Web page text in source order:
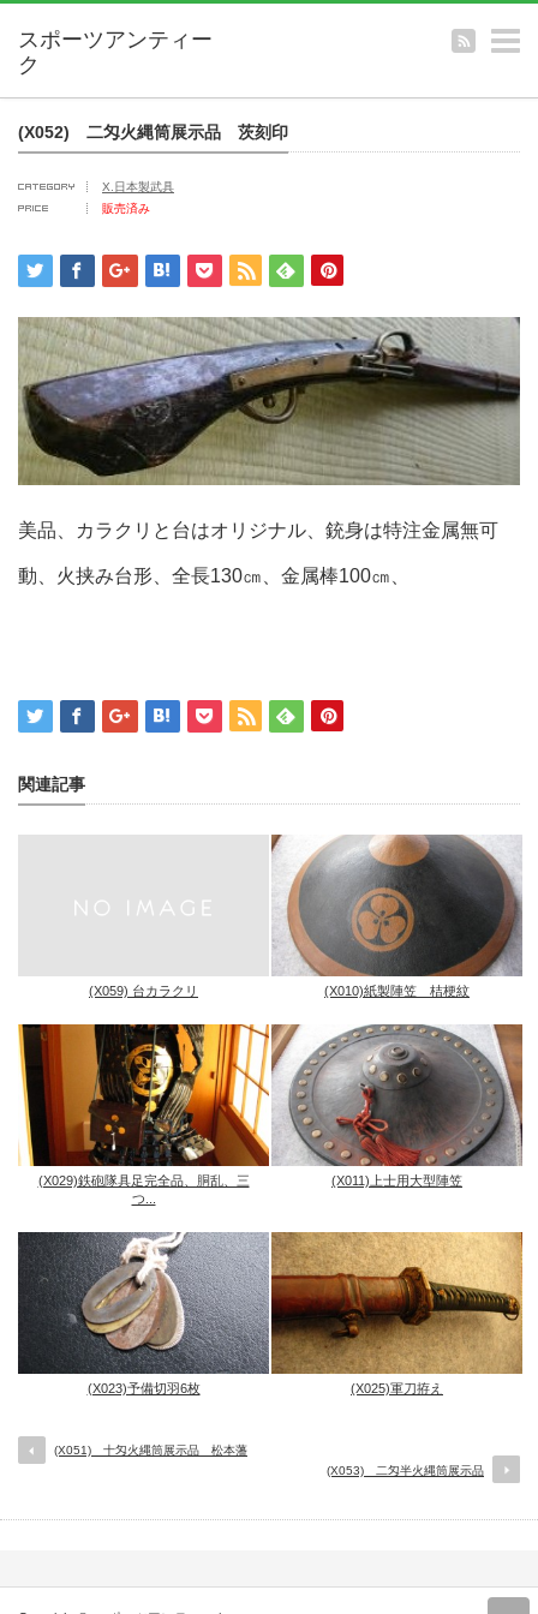
(X052) 二匁火縄筒展示品 茨刻印
X.日本製武具
販売済み
美品、カラクリと台はオリジナル、銃身は特注金属無可
動、火挟み台形、全長130㎝、金属棒100㎝、
関連記事
(X059) 台カラクリ (X010)紙製陣笠 桔梗紋
(X029)鉄砲隊具足完全品、胴乱、三
つ...
(X011)上士用大型陣笠
(X023)予備切羽6枚 (X025)軍刀拵え
(X051) 十匁火縄筒展示品 松本藩
(X053) 二匁半火縄筒展示品